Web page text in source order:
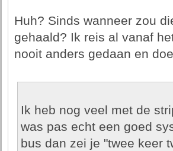
Huh? Sinds wanneer zou
gehaald? Ik reis al vanaf
nooit anders gedaan en
Ik heb nog veel met de
was pas echt een goed
bus dan zei je "twee keer